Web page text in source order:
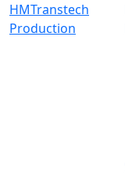
HMTranstech
Production